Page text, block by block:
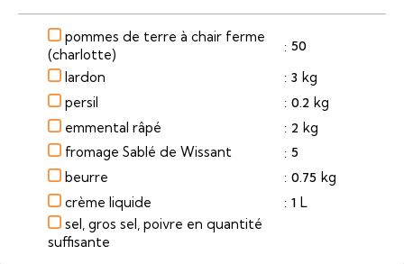
pommes de terre à chair ferme
(charlotte)
: 50
lardon : 3 kg
persil
: 0.2 kg
emmental râpé
: 2 kg
fromage Sablé de Wissant
: 5
beurre : 0.75 kg
crème liquide
: 1 L
sel, gros sel, poivre en quantité
suffisante